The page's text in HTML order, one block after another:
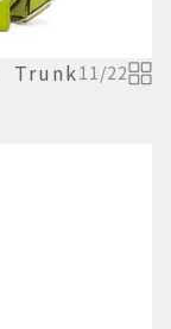
Trunk11/22